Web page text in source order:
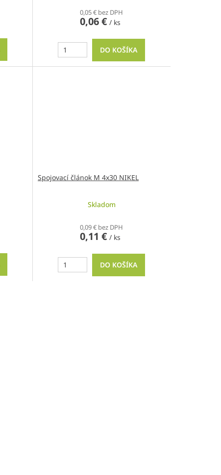
0,05 € bez DPH
0,06 €/ ks
DO KOŠÍKA
Spojovací článok M 4x30 NIKEL
Skladom
0,09 € bez DPH
0,11 €/ ks
DO KOŠÍKA